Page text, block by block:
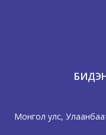
Монгол улс,